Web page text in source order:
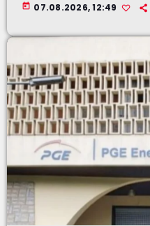
today 07.08.2026, 12:49